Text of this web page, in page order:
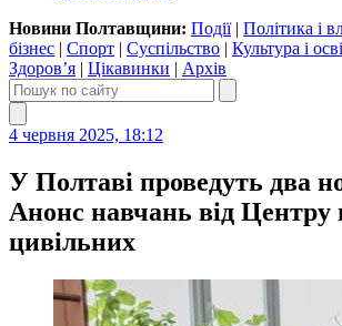
Новини Полтавщини: Події| Політика і
бізнес | Спорт | Суспільство | Культура і
Здоров’я | Цікавинки | Архів
4 червня 2025, 18:12
У Полтаві проведуть два
Анонс навчань від Центру
цивільних